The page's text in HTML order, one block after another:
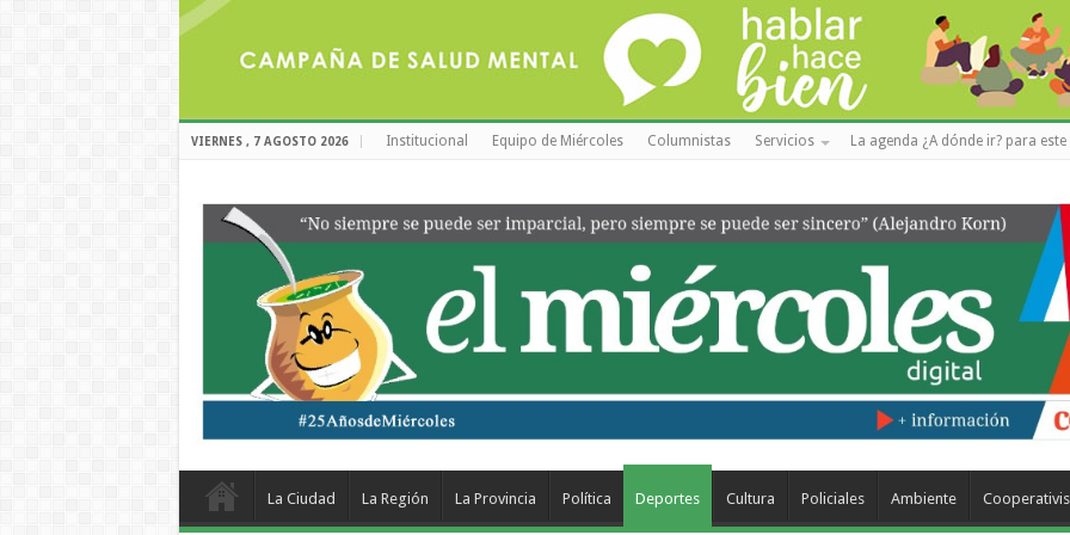
VIERNES , 7 AGOSTO 2026 Institucional Equipo de Miércoles Columnistas Servicios La agenda ¿A dónde ir? para este
La Ciudad La Región La Provincia Política Deportes Cultura Policiales Ambiente